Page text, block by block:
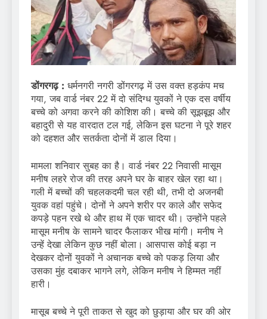
डोंगरगढ़ : धर्मनगरी नगरी डोंगरगढ़ में उस वक्त हड़कंप मच
गया, जब वार्ड नंबर 22 में दो संदिग्ध युवकों ने एक दस वर्षीय
बच्चे को अगवा करने की कोशिश की। बच्चे की सूझबूझ और
बहादुरी से यह वारदात टल गई, लेकिन इस घटना ने पूरे शहर
को दहशत और सतर्कता दोनों में डाल दिया।
मामला शनिवार सुबह का है। वार्ड नंबर 22 निवासी मासूम
मनीष लहरे रोज की तरह अपने घर के बाहर खेल रहा था।
गली में बच्चों की चहलकदमी चल रही थी, तभी दो अजनबी
युवक वहां पहुंचे। दोनों ने अपने शरीर पर काले और सफेद
कपड़े पहन रखे थे और हाथ में एक चादर थी। उन्होंने पहले
मासूम मनीष के सामने चादर फैलाकर भीख मांगी। मनीष ने
उन्हें देखा लेकिन कुछ नहीं बोला। आसपास कोई बड़ा न
देखकर दोनों युवकों ने अचानक बच्चे को पकड़ लिया और
उसका मुंह दबाकर भागने लगे, लेकिन मनीष ने हिम्मत नहीं
हारी।
मासूब बच्चे ने पूरी ताकत से खुद को छुड़ाया और घर की ओर